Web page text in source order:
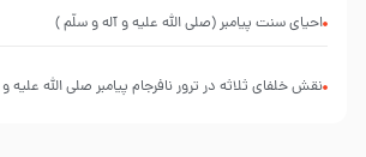
احیای سنت پیامبر (صلی الله علیه و آله و سلّم )
نقش خلفای ثلاثه در ترور نافرجام پیامبر صلی الله علیه